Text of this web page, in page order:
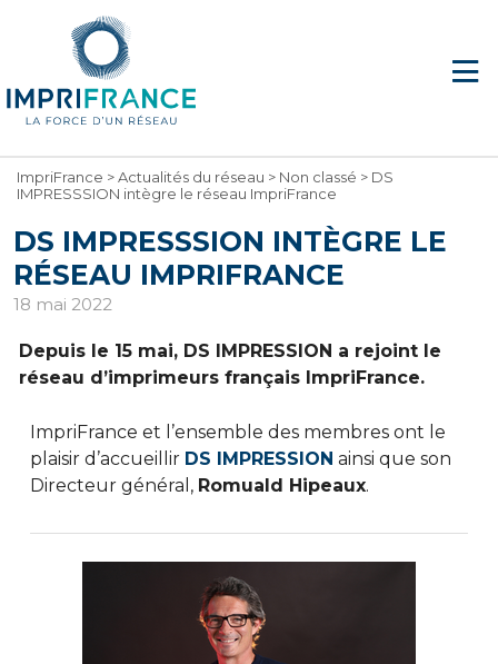
ImpriFrance >Actualités du réseau > Non classé > DS
IMPRESSSION intègre le réseau ImpriFrance
DS IMPRESSSION INTÈGRE LE
RÉSEAU IMPRIFRANCE
18 mai 2022
Depuis le 15 mai, DS IMPRESSION a rejoint le
réseau d’imprimeurs français ImpriFrance.
ImpriFrance et l’ensemble des membres ont le
plaisir d’accueillir DS IMPRESSION ainsi que son
Directeur général, Romuald Hipeaux.